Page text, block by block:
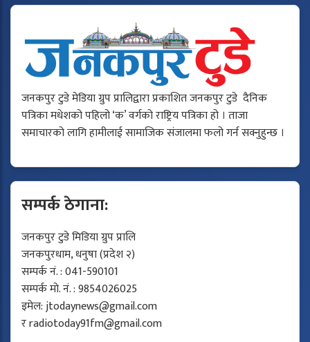
जनकपुर टुडे मेडिया ग्रुप प्रालिद्वारा प्रकाशित जनकपुर टुडे दैनिक
पत्रिका मधेशको पहिलो ‘क’ वर्गको राष्ट्रिय पत्रिका हो । ताजा
समाचारको लागि हामीलाई सामाजिक संजालमा फलो गर्न सक्नुहुन्छ ।
सम्पर्क ठेगाना:
जनकपुर टुडे मिडिया ग्रुप प्रालि
जनकपुरधाम, धनुषा (प्रदेश २)
सम्पर्क नं. : 041-590101
सम्पर्क मो. नं. : 9854026025
इमेल:jtodaynews@gmail.com
रradiotoday91fm@gmail.com